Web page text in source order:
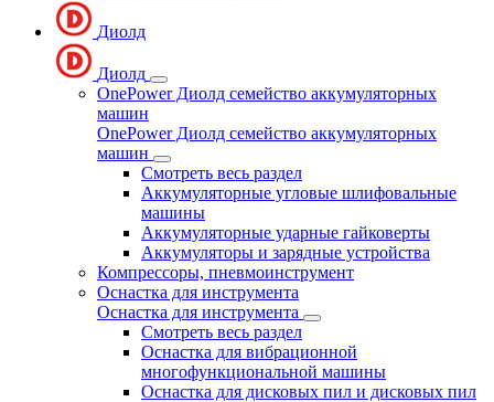
Диолд
Диолд
OnePower Диолд семейство аккумуляторных
машин
OnePower Диолд семейство аккумуляторных
машин
Смотреть весь раздел
Аккумуляторные угловые шлифовальные
машины
Аккумуляторные ударные гайковерты
Аккумуляторы и зарядные устройства
Компрессоры, пневмоинструмент
Оснастка для инструмента
Оснастка для инструмента
Смотреть весь раздел
Оснастка для вибрационной
многофункциональной машины
Оснастка для дисковых пил и дисковых пил